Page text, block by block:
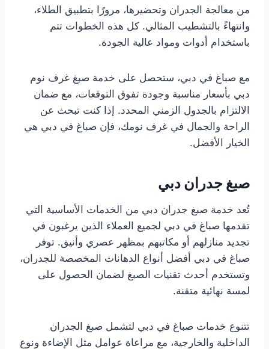
من معالجة الجدران وتحضيرها، مرورًا بتطبيق الطلاء،
وانتهاءً بالتشطيب المثالي. كل هذه الخطوات تتم
باستخدام أدوات ومواد عالية الجودة.
مع صباغ في دبي، ستحصل على خدمة صبغ غرف نوم
دبي بأسعار مناسبة وجودة تفوق التوقعات، مع ضمان
الالتزام بالجدول الزمني المحدد. إذا كنت تبحث عن
الراحة والجمال في غرف نومك، فإن صباغ في دبي هي
الخيار الأفضل.
صبغ جدران دبي
تُعد خدمة صبغ جدران دبي من الخدمات الأساسية التي
تقدمها صباغ في دبي لجميع العملاء الذين يرغبون في
تجديد منازلهم أو مكاتبهم بمظهر عصري وأنيق. توفر
صباغ في دبي أفضل أنواع الدهانات المخصصة للجدران،
وتستخدم أحدث تقنيات الصبغ لضمان الحصول على
لمسة نهائية متقنة.
تتنوع خدمات صباغ في دبي لتشمل صبغ الجدران
الداخلية والخارجية، مع مراعاة عوامل مثل الإضاءة ونوع